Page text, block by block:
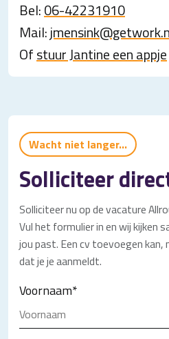
Bel:06-42231910
Mail:
Ofstuur Jantine een appje
Wacht niet langer...
Solliciteer
Solliciteer nu op de vacature
Vul het formulier in en wij kijken
jou past. Een cv toevoegen kan,
dat je je aanmeldt.
Voornaam*